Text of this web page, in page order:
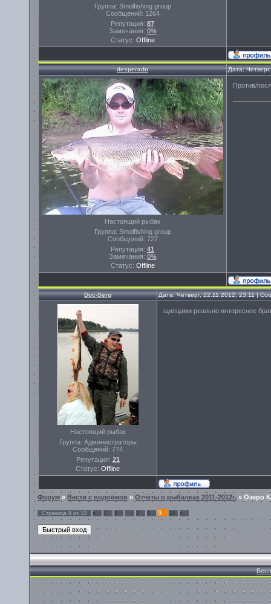
Группа: Smolfishing group
Сообщений: 1264
Репутация: 87
Замечания: 0%
Статус: Offline
desperado Дата:
Настоящий рыбак
Группа: Smolfishing group
Сообщений: 727
Репутация: 41
Замечания: 0%
Статус: Offline
Против/
Doc-Serg Дата: Четверг, 22.11.2012, 23:11 |
Настоящий рыбак
Группа: Администраторы
Сообщений: 774
Репутация: 21
Статус: Offline
щипцами реально интереснее
Форум » Вести с водоёмов » Отчёты о рыбалках 2011-2012г. » Озеро
Страница 9 из 10 « 1 2 … 7 8 9 10 »